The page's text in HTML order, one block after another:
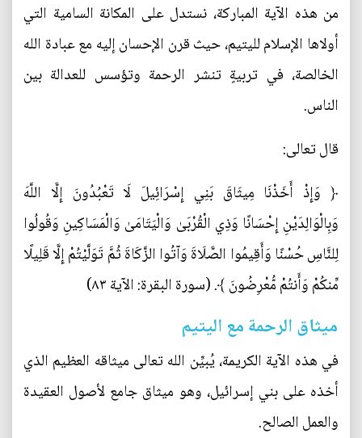
من هذه الآية المباركة، نستدل على المكانة السامية التي
أولاها الإسلام لليتيم، حيث قرن الإحسان إليه مع عبادة الله
الخالصة، في تربيةٍ تنشر الرحمة وتؤسس للعدالة بين
الناس.
قال تعالى:
﴿ وَإِذْ أَخَذْنَا مِيثَاقَ بَنِي إِسْرَائِيلَ لَا تَعْبُدُونَ إِلَّا اللَّهَ
وَبِالْوَالِدَيْنِ إِحْسَانًا وَذِي الْقُرْبَىٰ وَالْيَتَامَىٰ وَالْمَسَاكِينِ وَقُولُوا
لِلنَّاسِ حُسْنًا وَأَقِيمُوا الصَّلَاةَ وَآتُوا الزَّكَاةَ ثُمَّ تَوَلَّيْتُمْ إِلَّا قَلِيلًا
مِّنكُمْ وَأَنتُمْ مُّعْرِضُونَ ﴾. (سورة البقرة: الآية ٨٣)
ميثاق الرحمة مع اليتيم
في هذه الآية الكريمة، يُبيِّن الله تعالى ميثاقه العظيم الذي
أخذه على بني إسرائيل، وهو ميثاق جامع لأصول العقيدة
والعمل الصالح.